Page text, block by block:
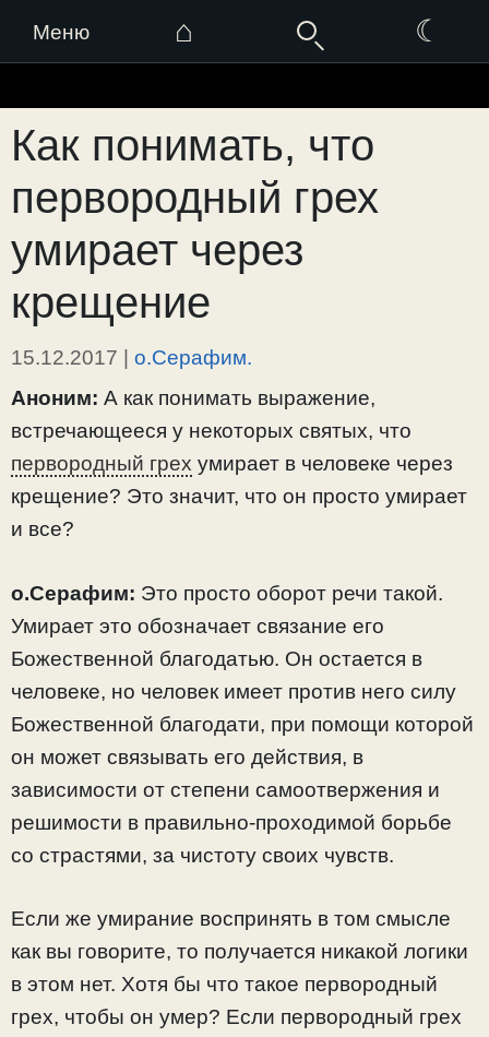
Меню ⌂ ☾
к
содержимому
Как понимать, что
первородный грех
умирает через
крещение
15.12.2017 | о.Серафим.
Аноним: А как понимать выражение,
встречающееся у некоторых святых, что
первородный грех умирает в человеке через
крещение? Это значит, что он просто умирает
и все?
о.Серафим: Это просто оборот речи такой.
Умирает это обозначает связание его
Божественной благодатью. Он остается в
человеке, но человек имеет против него силу
Божественной благодати, при помощи которой
он может связывать его действия, в
зависимости от степени самоотвержения и
решимости в правильно-проходимой борьбе
со страстями, за чистоту своих чувств.
Если же умирание воспринять в том смысле
как вы говорите, то получается никакой логики
в этом нет. Хотя бы что такое первородный
грех, чтобы он умер? Если первородный грех